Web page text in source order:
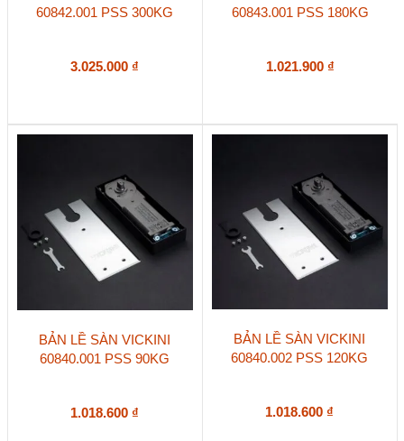
60842.001 PSS 300KG
3.025.000 ₫
60843.001 PSS 180KG
1.021.900 ₫
BẢN LỀ SÀN VICKINI
60840.001 PSS 90KG
1.018.600 ₫
BẢN LỀ SÀN VICKINI
60840.002 PSS 120KG
1.018.600 ₫